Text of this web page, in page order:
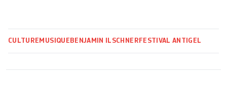
CULTURE MUSIQUE BENJAMIN ILSCHNER FESTIVAL ANTIGEL